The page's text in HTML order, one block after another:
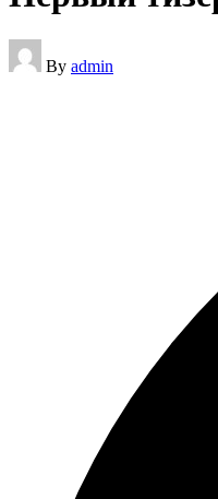
Posted
by
By admin